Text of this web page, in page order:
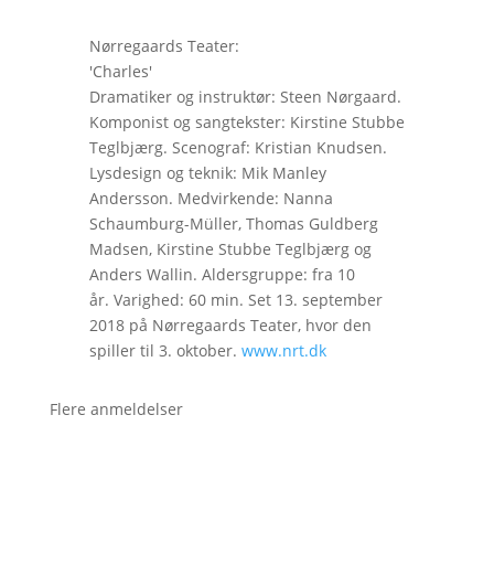
Nørregaards Teater:
'Charles'
Dramatiker og instruktør: Steen Nørgaard.
Komponist og sangtekster: Kirstine Stubbe
Teglbjærg. Scenograf: Kristian Knudsen.
Lysdesign og teknik: Mik Manley
Andersson. Medvirkende: Nanna
Schaumburg-Müller, Thomas Guldberg
Madsen, Kirstine Stubbe Teglbjærg og
Anders Wallin. Aldersgruppe: fra 10
år. Varighed: 60 min. Set 13. september
2018 på Nørregaards Teater, hvor den
spiller til 3. oktober. www.nrt.dk
Flere anmeldelser